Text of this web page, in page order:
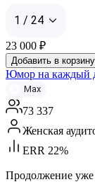
1 / 24
23 000 ₽
Добавить в корзину
Юмор на каждый
Max
73 337
Женская
ERR 22%
Продолжение